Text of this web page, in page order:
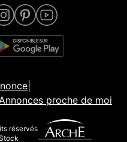
proche de moi
réservés